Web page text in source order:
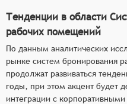
Тенденции в области
рабочих помещений
По данным аналитических
рынке систем бронирования
продолжат развиваться
годы, при этом акцент будет
интеграции с